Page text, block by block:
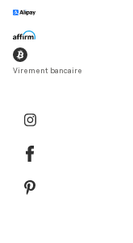
Virement bancaire